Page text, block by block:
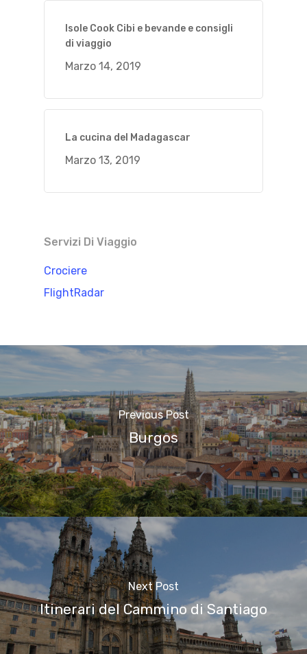
Isole Cook Cibi e bevande e consigli
di viaggio
Marzo 14, 2019
La cucina del Madagascar
Marzo 13, 2019
Servizi Di Viaggio
Crociere
FlightRadar
Previous Post
Burgos
Next Post
Itinerari del Cammino di Santiago